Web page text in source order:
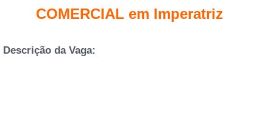
COMERCIAL em Imperatriz
Descrição da Vaga: